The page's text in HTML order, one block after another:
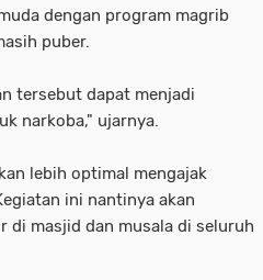
dengan program magrib
puber.
tersebut dapat menjadi
narkoba," ujarnya.
lebih optimal mengajak
ini nantinya akan
di masjid dan musala di seluruh